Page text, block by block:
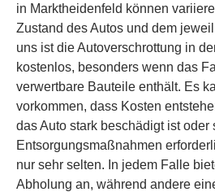
in Marktheidenfeld können
Zustand des Autos und dem
uns ist die Autoverschrottung in
kostenlos, besonders wenn das
verwertbare Bauteile enthält. Es
vorkommen, dass Kosten
das Auto stark beschädigt ist
Entsorgungsmaßnahmen
nur sehr selten. In jedem Falle
Abholung an, während andere